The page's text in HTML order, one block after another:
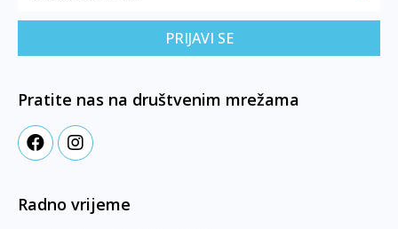
PRIJAVI SE
Pratite nas na društvenim mrežama
Radno vrijeme